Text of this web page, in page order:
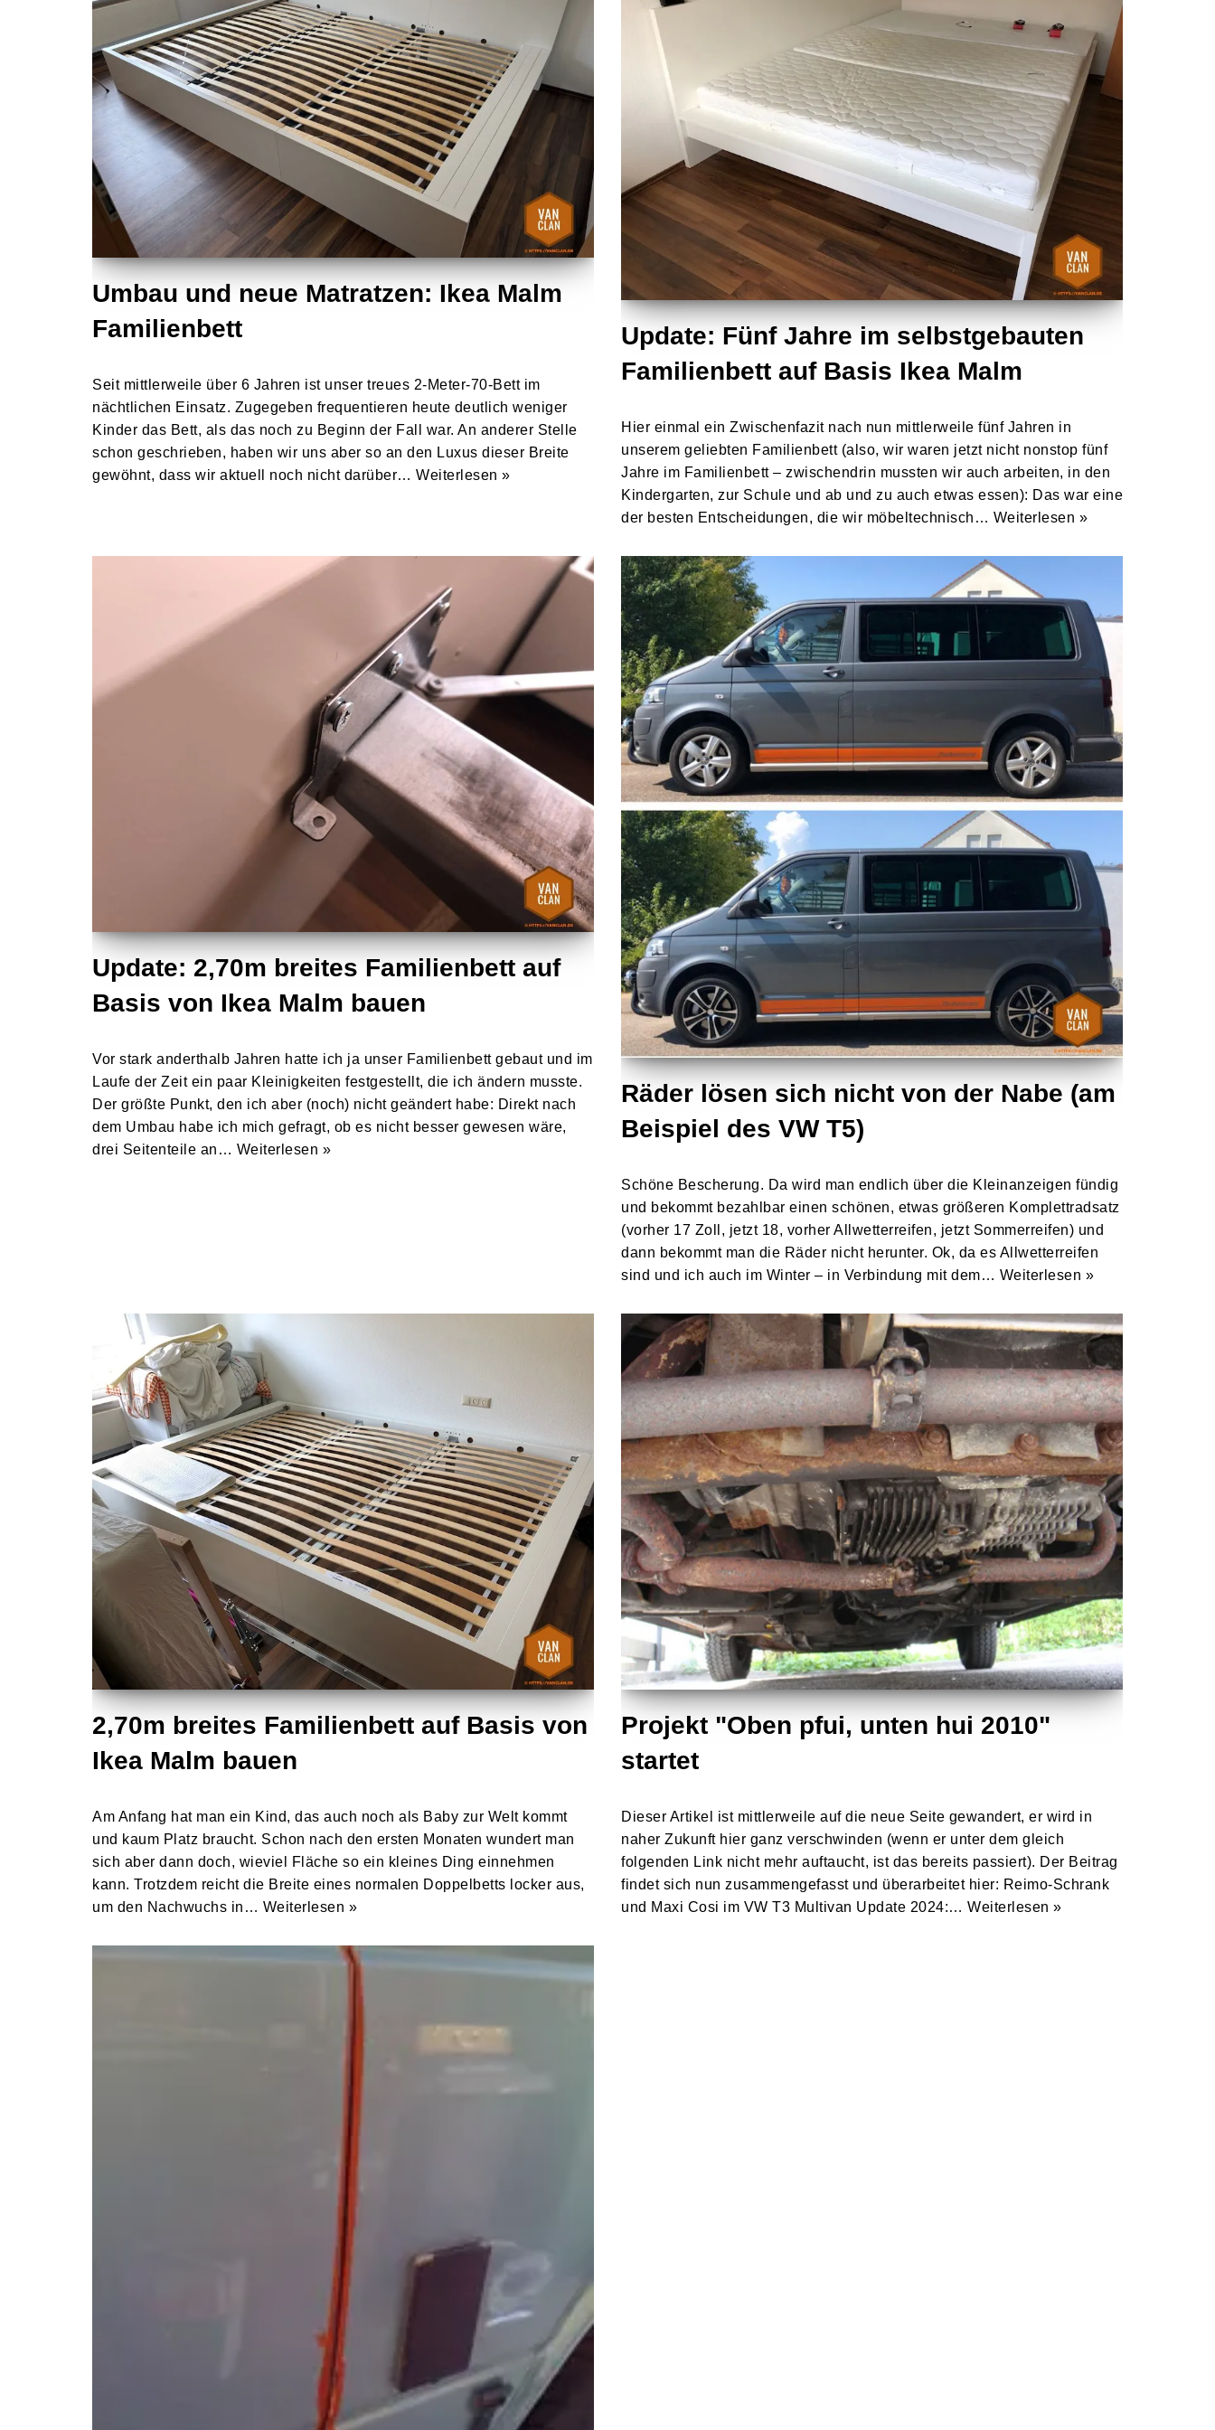
Umbau und neue Matratzen: Ikea Malm
Familienbett
Seit mittlerweile über 6 Jahren ist unser treues 2-Meter-70-Bett im
nächtlichen Einsatz. Zugegeben frequentieren heute deutlich weniger
Kinder das Bett, als das noch zu Beginn der Fall war. An anderer Stelle
schon geschrieben, haben wir uns aber so an den Luxus dieser Breite
gewöhnt, dass wir aktuell noch nicht darüber… Weiterlesen »
Update: Fünf Jahre im selbstgebauten
Familienbett auf Basis Ikea Malm
Hier einmal ein Zwischenfazit nach nun mittlerweile fünf Jahren in
unserem geliebten Familienbett (also, wir waren jetzt nicht nonstop fünf
Jahre im Familienbett – zwischendrin mussten wir auch arbeiten, in den
Kindergarten, zur Schule und ab und zu auch etwas essen): Das war eine
der besten Entscheidungen, die wir möbeltechnisch… Weiterlesen »
Update: 2,70m breites Familienbett auf
Basis von Ikea Malm bauen
Vor stark anderthalb Jahren hatte ich ja unser Familienbett gebaut und im
Laufe der Zeit ein paar Kleinigkeiten festgestellt, die ich ändern musste.
Der größte Punkt, den ich aber (noch) nicht geändert habe: Direkt nach
dem Umbau habe ich mich gefragt, ob es nicht besser gewesen wäre,
drei Seitenteile an… Weiterlesen »
Räder lösen sich nicht von der Nabe (am
Beispiel des VW T5)
Schöne Bescherung. Da wird man endlich über die Kleinanzeigen fündig
und bekommt bezahlbar einen schönen, etwas größeren Komplettradsatz
(vorher 17 Zoll, jetzt 18, vorher Allwetterreifen, jetzt Sommerreifen) und
dann bekommt man die Räder nicht herunter. Ok, da es Allwetterreifen
sind und ich auch im Winter – in Verbindung mit dem… Weiterlesen »
2,70m breites Familienbett auf Basis von
Ikea Malm bauen
Am Anfang hat man ein Kind, das auch noch als Baby zur Welt kommt
und kaum Platz braucht. Schon nach den ersten Monaten wundert man
sich aber dann doch, wieviel Fläche so ein kleines Ding einnehmen
kann. Trotzdem reicht die Breite eines normalen Doppelbetts locker aus,
um den Nachwuchs in… Weiterlesen »
Projekt "Oben pfui, unten hui 2010"
startet
Dieser Artikel ist mittlerweile auf die neue Seite gewandert, er wird in
naher Zukunft hier ganz verschwinden (wenn er unter dem gleich
folgenden Link nicht mehr auftaucht, ist das bereits passiert). Der Beitrag
findet sich nun zusammengefasst und überarbeitet hier: Reimo-Schrank
und Maxi Cosi im VW T3 Multivan Update 2024:… Weiterlesen »